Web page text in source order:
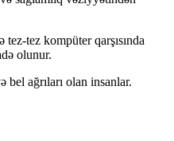
tez kompüter qarşısında
olunur.
ağrıları olan insanlar.